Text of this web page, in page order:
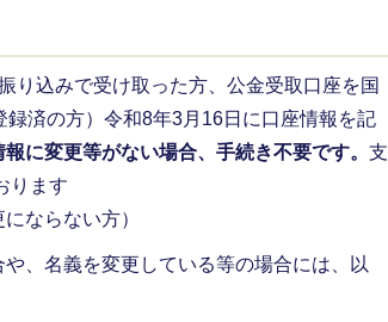
り込みで受け取った方、公金受取口座を国
済の方）令和8年3月16日に口座情報を記
報に変更等がない場合、手続き不要です。 支
ります
ならない方）
、名義を変更している等の場合には、以